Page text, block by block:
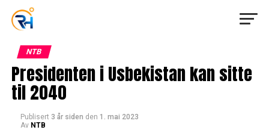
NTB
Presidenten i Usbekistan kan sitte
til 2040
Publisert 3 år siden den 1. mai 2023
Av NTB